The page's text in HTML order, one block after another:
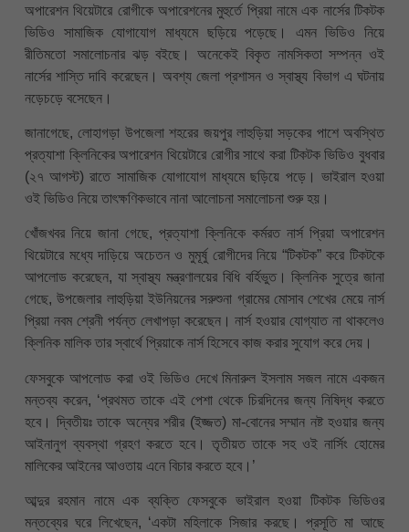
অপারেশন থিয়েটারে রোগীকে অপারেশনের মুহুর্তে প্রিয়া নামে এক নার্সের টিকটক
ভিডিও সামাজিক যোগাযোগ মাধ্যমে ছড়িয়ে পড়েছে। এমন ভিডিও নিয়ে
রীতিমতো সমালোচনার ঝড় বইছে। অনেকেই বিকৃত নামসিকতা সম্পন্ন ওই
নার্সের শাস্তি দাবি করেছেন। অবশ্য জেলা প্রশাসন ও স্বাস্থ্য বিভাগ এ ঘটনায়
নড়েচড়ে বসেছেন।
জানাগেছে, লোহাগড়া উপজেলা শহরের জয়পুর লাহুড়িয়া সড়কের পাশে অবস্থিত
প্রত্যাশা ক্লিনিকের অপারেশন থিয়েটারে রোগীর সাথে করা টিকটক ভিডিও বুধবার
(২৭ আগস্ট) রাতে সামাজিক যোগাযোগ মাধ্যমে ছড়িয়ে পড়ে। ভাইরাল হওয়া
ওই ভিডিও নিয়ে তাৎক্ষণিকভাবে নানা আলোচনা সমালোচনা শুরু হয়।
খোঁজখবর নিয়ে জানা গেছে, প্রত্যাশা ক্লিনিকে কর্মরত নার্স প্রিয়া অপারেশন
থিয়েটারে মধ্যে দাড়িয়ে অচেতন ও মুমূর্ষু রোগীদের নিয়ে “টিকটক” করে টিকটকে
আপলোড করেছেন, যা স্বাস্থ্য মন্ত্রণালয়ের বিধি বর্হিভুত। ক্লিনিক সুত্রে জানা
গেছে, উপজেলার লাহুড়িয়া ইউনিয়নের সরুশুনা গ্রামের মোসাব শেখের মেয়ে নার্স
প্রিয়া নবম শ্রেনী পর্যন্ত লেখাপড়া করেছেন। নার্স হওয়ার যোগ্যাত না থাকলেও
ক্লিনিক মালিক তার স্বার্থে প্রিয়াকে নার্স হিসেবে কাজ করার সুযোগ করে দেয়।
ফেসবুকে আপলোড করা ওই ভিডিও দেখে মিনারুল ইসলাম সজল নামে একজন
মন্তব্য করেন, ‘প্রথমত তাকে এই পেশা থেকে চিরদিনের জন্য নিষিদ্ধ করতে
হবে। দ্বিতীয়ঃ তাকে অন্যের শরীর (ইজ্জত) মা-বোনের সম্মান নষ্ট হওয়ার জন্য
আইনানুগ ব্যবস্থা গ্রহণ করতে হবে। তৃতীয়ত তাকে সহ ওই নার্সিং হোমের
মালিকের আইনের আওতায় এনে বিচার করতে হবে।’
আব্দুর রহমান নামে এক ব্যক্তি ফেসবুকে ভাইরাল হওয়া টিকটক ভিডিওর
মন্তব্যের ঘরে লিখেছেন, ‘একটা মহিলাকে সিজার করছে। প্রসূতি মা আছে